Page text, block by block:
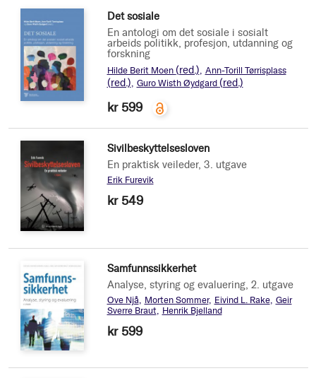
Det sosiale
En antologi om det sosiale i sosialt
arbeids politikk, profesjon, utdanning og
forskning
Hilde Berit Moen (red.) Ann-Torill Tørrisplass
(red.) Guro Wisth Øydgard (red.)
kr 599
Sivilbeskyttelsesloven
En praktisk veileder, 3. utgave
Erik Furevik
kr 549
Samfunnssikkerhet
Analyse, styring og evaluering, 2. utgave
Ove Njå Morten Sommer Eivind L. Rake Geir
Sverre Braut
Henrik Bjelland
kr 599